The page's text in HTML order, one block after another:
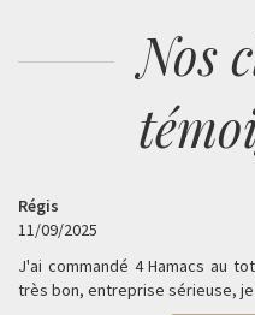
Nos
Régis
11/09/2025
J'ai commandé 4 Hamacs au
très bon, entreprise sérieuse,